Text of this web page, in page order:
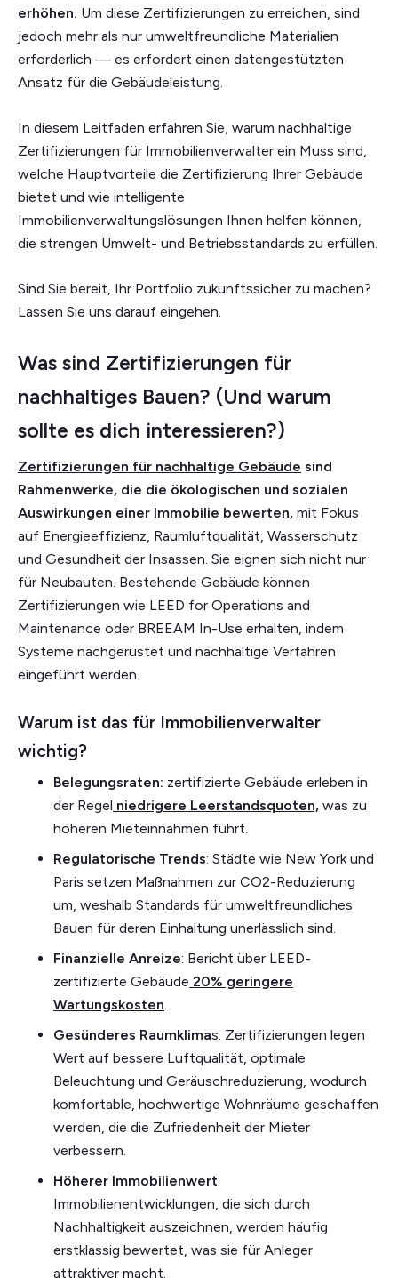
erhöhen. Um diese Zertifizierungen zu erreichen, sind
jedoch mehr als nur umweltfreundliche Materialien
erforderlich — es erfordert einen datengestützten
Ansatz für die Gebäudeleistung.
In diesem Leitfaden erfahren Sie, warum nachhaltige
Zertifizierungen für Immobilienverwalter ein Muss sind,
welche Hauptvorteile die Zertifizierung Ihrer Gebäude
bietet und wie intelligente
Immobilienverwaltungslösungen Ihnen helfen können,
die strengen Umwelt- und Betriebsstandards zu erfüllen.
Sind Sie bereit, Ihr Portfolio zukunftssicher zu machen?
Lassen Sie uns darauf eingehen.
Was sind Zertifizierungen für
nachhaltiges Bauen? (Und warum
sollte es dich interessieren?)
Zertifizierungen für nachhaltige Gebäude sind
Rahmenwerke, die die ökologischen und sozialen
Auswirkungen einer Immobilie bewerten, mit Fokus
auf Energieeffizienz, Raumluftqualität, Wasserschutz
und Gesundheit der Insassen. Sie eignen sich nicht nur
für Neubauten. Bestehende Gebäude können
Zertifizierungen wie LEED for Operations and
Maintenance oder BREEAM In-Use erhalten, indem
Systeme nachgerüstet und nachhaltige Verfahren
eingeführt werden.
Warum ist das für Immobilienverwalter
wichtig?
Belegungsraten: zertifizierte Gebäude erleben in
der Regel niedrigere Leerstandsquoten, was zu
höheren Mieteinnahmen führt.
Regulatorische Trends: Städte wie New York und
Paris setzen Maßnahmen zur CO2-Reduzierung
um, weshalb Standards für umweltfreundliches
Bauen für deren Einhaltung unerlässlich sind.
Finanzielle Anreize: Bericht über LEED-
zertifizierte Gebäude 20% geringere
Wartungskosten.
Gesünderes Raumklimas: Zertifizierungen legen
Wert auf bessere Luftqualität, optimale
Beleuchtung und Geräuschreduzierung, wodurch
komfortable, hochwertige Wohnräume geschaffen
werden, die die Zufriedenheit der Mieter
verbessern.
Höherer Immobilienwert:
Immobilienentwicklungen, die sich durch
Nachhaltigkeit auszeichnen, werden häufig
erstklassig bewertet, was sie für Anleger
attraktiver macht.